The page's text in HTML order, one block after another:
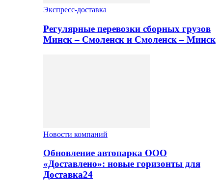
Экспресс-доставка
Регулярные перевозки сборных грузов
Минск – Смоленск и Смоленск – Минск
Новости компаний
Обновление автопарка ООО
«Доставлено»: новые горизонты для
Доставка24